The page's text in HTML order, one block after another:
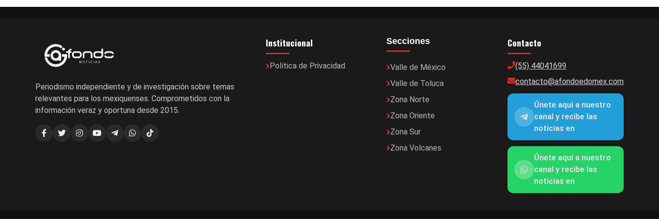
Periodismo independiente y de investigación sobre temas
relevantes para los mexiquenses. Comprometidos con la
información veraz y oportuna desde 2015.
Institucional
Política de Privacidad
Secciones
Valle de México
Valle de Toluca
Zona Norte
Zona Oriente
Zona Sur
Zona Volcanes
Contacto
(55) 44041699
contacto@afondoedomex.com
Únete aquí a nuestro
canal y recibe las
noticias en
Únete aquí a nuestro
canal y recibe las
noticias en